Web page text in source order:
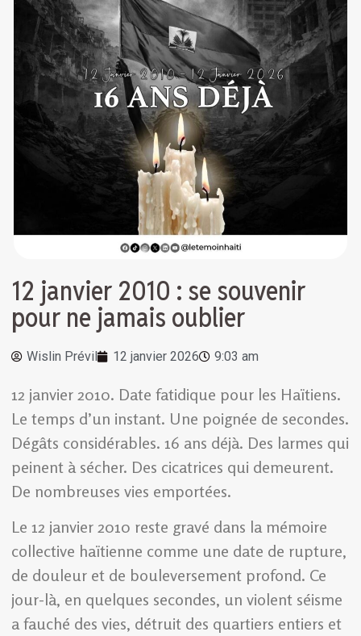
12 janvier 2010 : se souvenir
pour ne jamais oublier
Wislin Prévil 12 janvier 2026 9:03 am
12 janvier 2010. Date fatidique pour les Haïtiens.
Le temps d’un instant. Une poignée de secondes.
Dégâts considérables. 16 ans déjà. Des larmes qui
peinent à sécher. Des cicatrices qui demeurent.
De nombreuses vies emportées.
Le 12 janvier 2010 reste gravé dans la mémoire
collective haïtienne comme une date de rupture,
de douleur et de bouleversement profond. Ce
jour-là, en quelques secondes, un violent séisme
a fauché des vies, détruit des quartiers entiers et